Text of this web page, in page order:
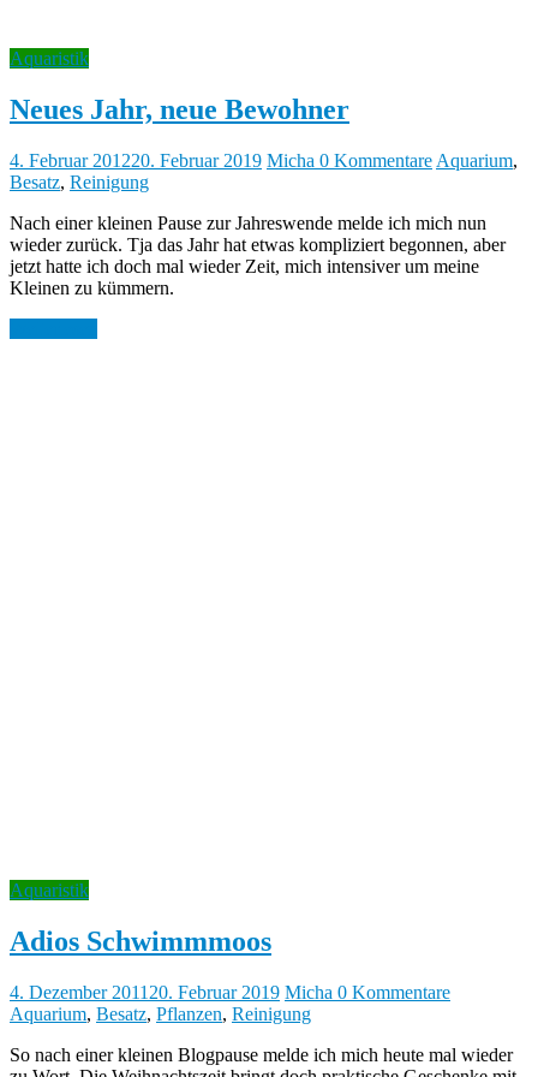
Aquaristik
Neues Jahr, neue Bewohner
4. Februar 201220. Februar 2019 Micha 0 Kommentare Aquarium,
Besatz, Reinigung
Nach einer kleinen Pause zur Jahreswende melde ich mich nun
wieder zurück. Tja das Jahr hat etwas kompliziert begonnen, aber
jetzt hatte ich doch mal wieder Zeit, mich intensiver um meine
Kleinen zu kümmern.
Aquaristik
Adios Schwimmmoos
4. Dezember 2011 20. Februar 2019 Micha 0 Kommentare
Aquarium, Besatz, Pflanzen, Reinigung
So nach einer kleinen Blogpause melde ich mich heute mal wieder